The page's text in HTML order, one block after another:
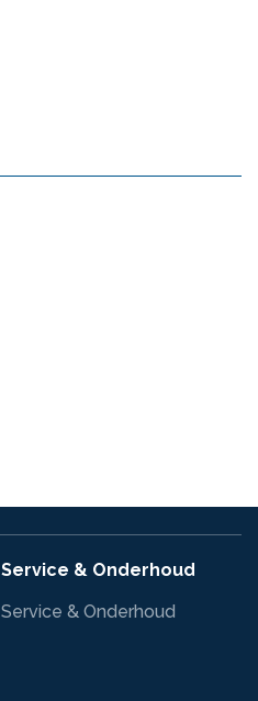
Service & Onderhoud
Service & Onderhoud